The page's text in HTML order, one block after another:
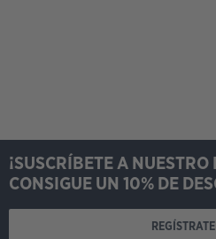
¡SUSCRÍBETE A
CONSIGUE UN 10% DE